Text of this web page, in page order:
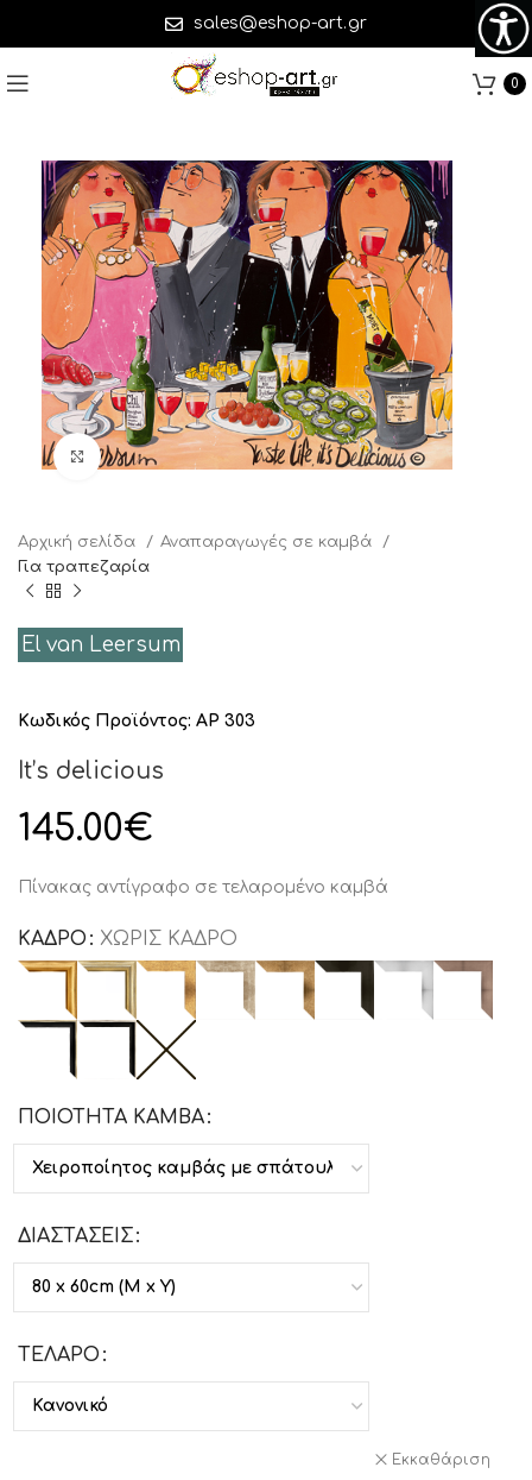
sales@eshop-art.gr
0
Click to enlarge
Αρχική σελίδα
Αναπαραγωγές σε καμβά
Για τραπεζαρία
El van Leersum
Κωδικός Προϊόντος: AP 303
It’s delicious
145.00€
Πίνακας αντίγραφο σε τελαρομένο καμβά
ΚΑΔΡΟ ΧΩΡΙΣ ΚΑΔΡΟ
ΠΟΙΟΤΗΤΑ ΚΑΜΒΑ
ΔΙΑΣΤΑΣΕΙΣ
ΤΕΛΑΡΟ
Εκκαθάριση